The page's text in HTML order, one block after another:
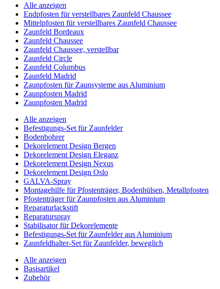
Alle anzeigen
Endpfosten für verstellbares Zaunfeld Chaussee
Mittelpfosten für verstellbares Zaunfeld Chaussee
Zaunfeld Bordeaux
Zaunfeld Chaussee
Zaunfeld Chaussee, verstellbar
Zaunfeld Circle
Zaunfeld Columbus
Zaunfeld Madrid
Zaunpfosten für Zaunsysteme aus Aluminium
Zaunpfosten Madrid
Zaunpfosten Madrid
Alle anzeigen
Befestigungs-Set für Zaunfelder
Bodenbohrer
Dekorelement Design Bergen
Dekorelement Design Eleganz
Dekorelement Design Nexus
Dekorelement Design Oslo
GALVA-Spray
Montagehilfe für Pfostenträger, Bodenhülsen, Metallpfosten
Pfostenträger für Zaunpfosten aus Aluminium
Reparaturlackstift
Reparaturspray
Stabilisator für Dekorelemente
Befestigungs-Set für Zaunfelder aus Aluminium
Zaunfeldhalter-Set für Zaunfelder, beweglich
Alle anzeigen
Basisartikel
Zubehör